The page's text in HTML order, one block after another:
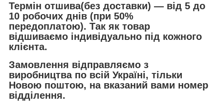
Термін отшива(без доставки) ― від 5 до
10 робочих днів (при 50%
передоплатою). Так як товар
відшиваємо індивідуально під кожного
клієнта.
Замовлення відправляємо з
виробництва по всій Україні, тільки
Новою поштою, на вказаний вами номер
відділення.